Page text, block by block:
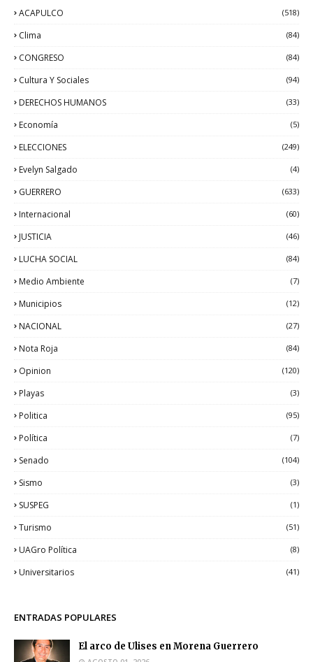
ACAPULCO (518)
Clima (84)
CONGRESO (84)
Cultura Y Sociales (94)
DERECHOS HUMANOS (33)
Economía (5)
ELECCIONES (249)
Evelyn Salgado (4)
GUERRERO (633)
Internacional (60)
JUSTICIA (46)
LUCHA SOCIAL (84)
Medio Ambiente (7)
Municipios (12)
NACIONAL (27)
Nota Roja (84)
Opinion (120)
Playas (3)
Politica (95)
Política (7)
Senado (104)
Sismo (3)
SUSPEG (1)
Turismo (51)
UAGro Política (8)
Universitarios (41)
ENTRADAS POPULARES
El arco de Ulises en Morena Guerrero